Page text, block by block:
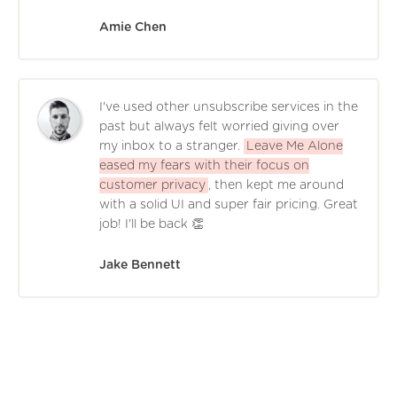
Amie Chen
I've used other unsubscribe services in the
past but always felt worried giving over
my inbox to a stranger.
Leave Me Alone
eased my fears with their focus on
customer privacy
, then kept me around
with a solid UI and super fair pricing. Great
job! I'll be back 👏
Jake Bennett